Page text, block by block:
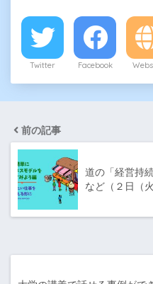
Twitter Facebook
前の記事
道の「経営持
など（２日（火